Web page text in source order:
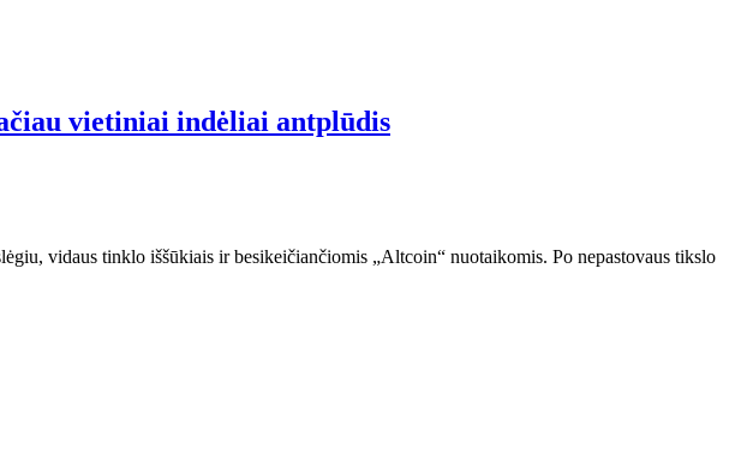
vietiniai indėliai antplūdis
vidaus tinklo iššūkiais ir besikeičiančiomis „Altcoin“ nuotaikomis. Po nepastovaus tikslo